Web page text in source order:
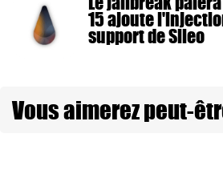
15 ajoute
support de Sileo
Vous aimerez peut-